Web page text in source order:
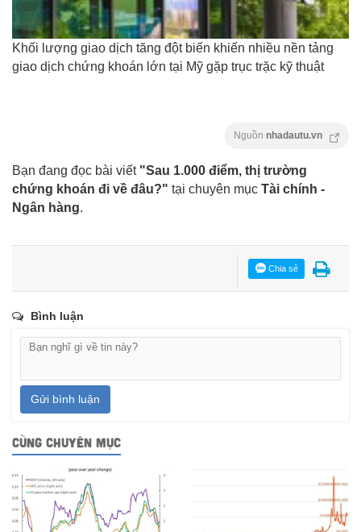
Khối lượng giao dịch tăng đột biến khiến nhiều nền tảng
giao dịch chứng khoán lớn tại Mỹ gặp trục trặc kỹ thuật
Nguồn nhadautu.vn
Bạn đang đọc bài viết "Sau 1.000 điểm, thị trường
chứng khoán đi về đâu?" tại chuyên mục Tài chính -
Ngân hàng.
Chia sẻ
Bình luận
Gửi bình luận
CÙNG CHUYÊN MỤC